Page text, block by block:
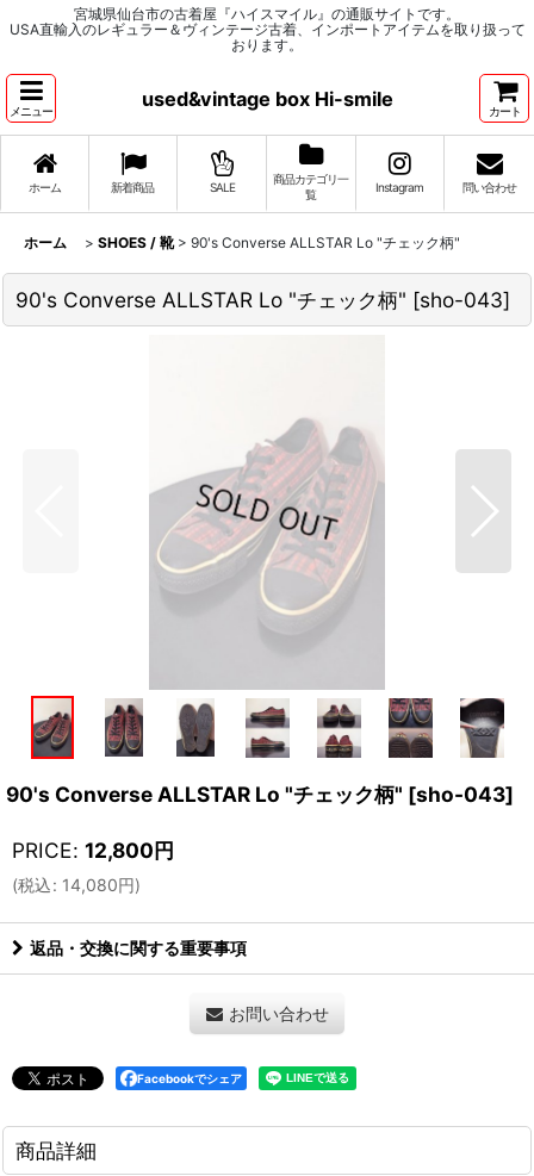
宮城県仙台市の古着屋『ハイスマイル』の通販サイトです。
USA直輸入のレギュラー＆ヴィンテージ古着、インポートアイテムを取り扱って
おります。
メニュー
used&vintage box Hi-smile
カート
ホーム 新着商品 SALE
商品カテゴリ一
覧
Instagram 問い合わせ
ホーム > SHOES / 靴 > 90's Converse ALLSTAR Lo "チェック柄"
90's Converse ALLSTAR Lo "チェック柄" [sho-043]
90's Converse ALLSTAR Lo "チェック柄" [sho-043]
PRICE: 12,800円
(税込: 14,080円)
返品・交換に関する重要事項
お問い合わせ
Facebookでシェア
商品詳細